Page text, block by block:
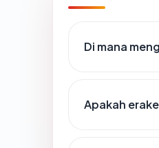
Di mana
Apakah